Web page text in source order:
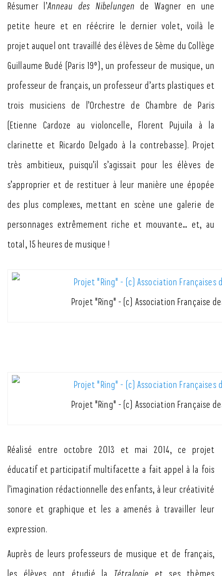
Résumer l’Anneau des Nibelungen de Wagner en une
petite heure et en réécrire le dernier volet, voilà le
projet auquel ont travaillé des élèves de 5ème du Collège
Guillaume Budé (Paris 19°), un professeur de musique, un
professeur de français, un professeur d’arts plastiques et
trois musiciens de l’Orchestre de Chambre de Paris
(Etienne Cardoze au violoncelle, Florent Pujuila à la
clarinette et Ricardo Delgado à la contrebasse). Projet
très ambitieux, puisqu’il s’agissait pour les élèves de
s’approprier et de restituer à leur manière une épopée
des plus complexes, mettant en scène une galerie de
personnages extrêmement riche et mouvante… et, au
total, 15 heures de musique !
Projet "Ring" - (c) Association Française
Projet "Ring" - (c) Association Française
Réalisé entre octobre 2013 et mai 2014, ce projet
éducatif et participatif multifacette a fait appel à la fois
l’imagination rédactionnelle des enfants, à leur créativité
sonore et graphique et les a amenés à travailler leur
expression.
Auprès de leurs professeurs de musique et de français,